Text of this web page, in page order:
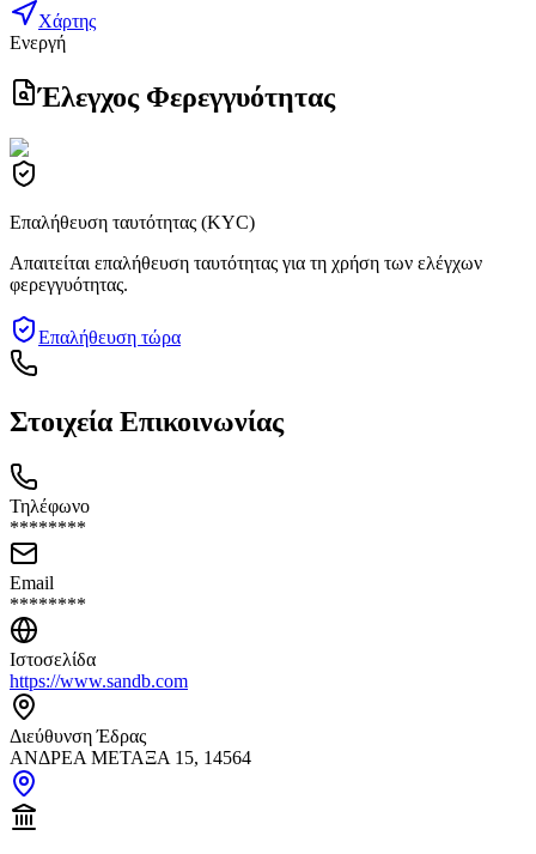
Χάρτης
Ενεργή
Έλεγχος Φερεγγυότητας
Επαλήθευση ταυτότητας (KYC)
Απαιτείται επαλήθευση ταυτότητας για τη χρήση των ελέγχων
φερεγγυότητας.
Επαλήθευση τώρα
Στοιχεία Επικοινωνίας
Τηλέφωνο
********
Email
********
Ιστοσελίδα
https://www.sandb.com
Διεύθυνση Έδρας
ΑΝΔΡΕΑ ΜΕΤΑΞΑ 15, 14564